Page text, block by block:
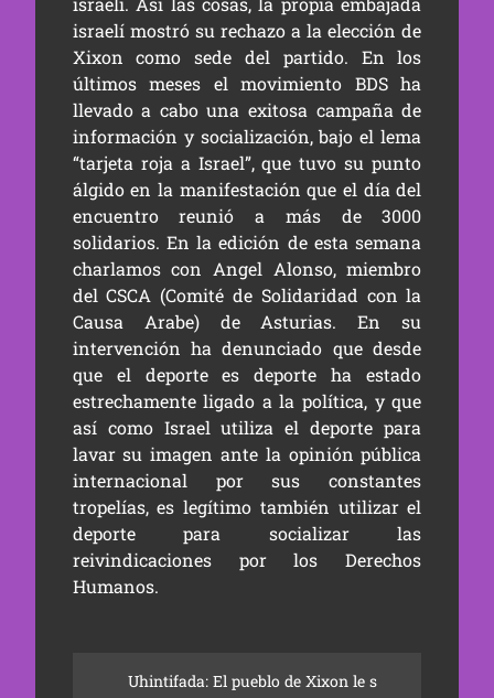
israelí mostró su rechazo a la elección de
Xixon como sede del partido. En los
últimos meses el movimiento BDS ha
llevado a cabo una exitosa campaña de
información y socialización, bajo el lema
“tarjeta roja a Israel”, que tuvo su punto
álgido en la manifestación que el día del
encuentro reunió a más de 3000
solidarios. En la edición de esta semana
charlamos con Angel Alonso, miembro
del CSCA (Comité de Solidaridad con la
Causa Arabe) de Asturias. En su
intervención ha denunciado que desde
que el deporte es deporte ha estado
estrechamente ligado a la política, y que
así como Israel utiliza el deporte para
lavar su imagen ante la opinión pública
internacional por sus constantes
tropelías, es legítimo también utilizar el
deporte para socializar las
reivindicaciones por los Derechos
Humanos.
Uhintifada: El pueblo de Xixon le s